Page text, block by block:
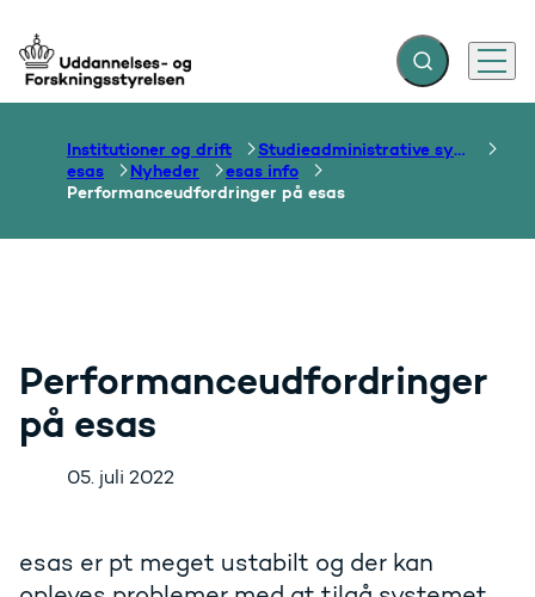
Gå til forsiden Fold søgefelt ud
Menu
Institutioner og drift
Studieadministrative systemer
esas
Nyheder
esas info
Performanceudfordringer på esas
Performanceudfordringer
på esas
05. juli 2022
esas er pt meget ustabilt og der kan